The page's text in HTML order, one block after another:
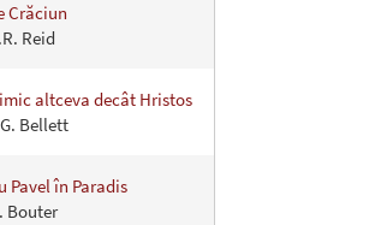
Crăciun
Reid
altceva decât Hristos
Bellett
Pavel în Paradis
Bouter